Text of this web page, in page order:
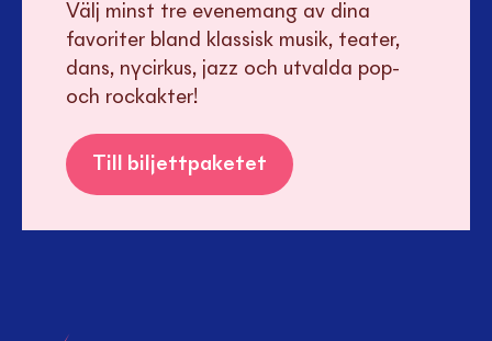
Välj minst tre evenemang av dina
favoriter bland klassisk musik, teater,
dans, nycirkus, jazz och utvalda pop-
och rockakter!
Till biljettpaketet